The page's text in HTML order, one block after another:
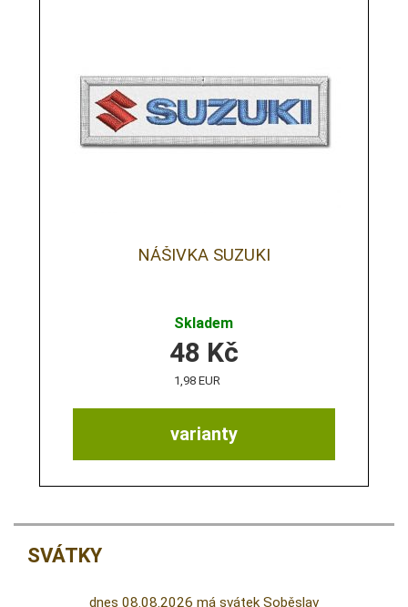
NÁŠIVKA SUZUKI
Skladem
varianty
48 Kč
1,98 EUR
SVÁTKY
dnes 08.08.2026 má svátek Soběslav